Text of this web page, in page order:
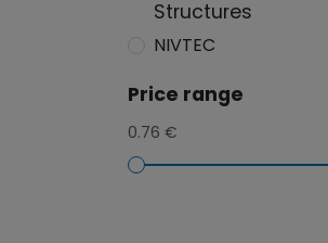
Structures
NIVTEC
Price range
0.76 €